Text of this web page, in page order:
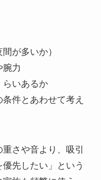
が多いか）
腕力
らいあるか
件とあわせて考え
さや音より、吸引
先したい」という